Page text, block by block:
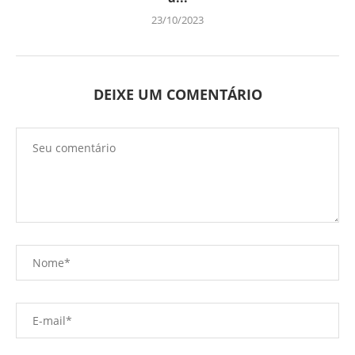
23/10/2023
DEIXE UM COMENTÁRIO